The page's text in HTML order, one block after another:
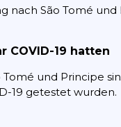
São Tomé und
COVID-19 hatten
und Principe
19 getestet wurden.